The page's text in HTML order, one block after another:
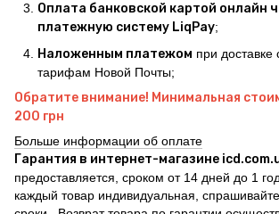
Оплата банковской картой онлайн
платежную систему LiqPay;
Наложенным платежом при доставке
тарифам Новой Почты;
Обратите внимание! Минимальная
200 грн
Больше информации об оплате
Гарантия в интернет-магазине
предоставляется, сроком от 14 дней до 1
каждый товар индивидуальная,